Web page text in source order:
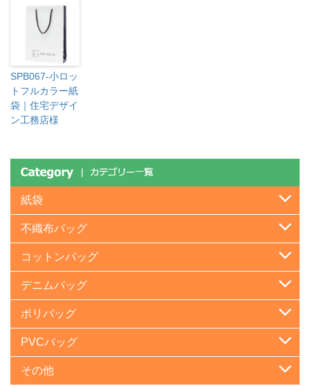
SPB067-小ロッ
トフルカラー紙
袋｜住宅デザイ
ン工務店様
紙袋
不織布バッグ
コットンバッグ
デニムバッグ
ポリバッグ
PVCバッグ
その他